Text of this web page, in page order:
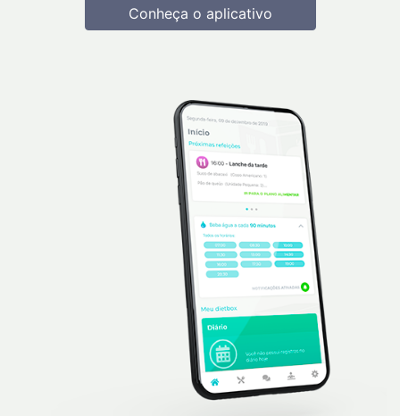
Conheça o aplicativo